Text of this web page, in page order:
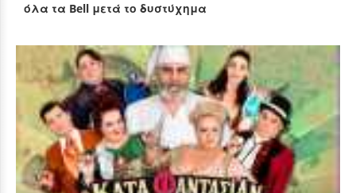
όλα τα Bell μετά το δυστύχημα